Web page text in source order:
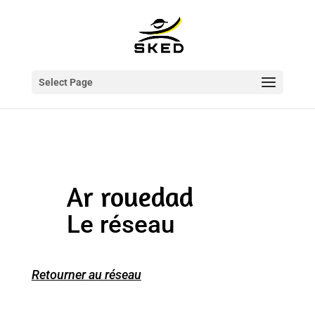
Select Page
Ar rouedad
Le réseau
Retourner au réseau